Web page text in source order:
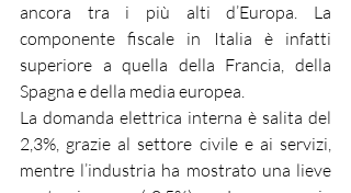
ancora tra i più alti d’Europa. La
componente fiscale in Italia è infatti
superiore a quella della Francia, della
Spagna e della media europea.
La domanda elettrica interna è salita del
2,3%, grazie al settore civile e ai servizi,
mentre l’industria ha mostrato una lieve